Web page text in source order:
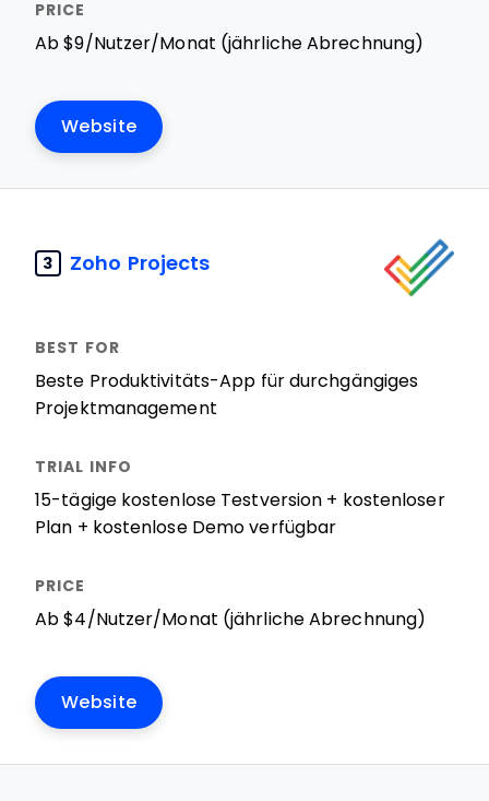
Ab $9/Nutzer/Monat (jährliche Abrechnung)
Website
3 Zoho Projects
Beste Produktivitäts-App für durchgängiges
Projektmanagement
15-tägige kostenlose Testversion + kostenloser
Plan + kostenlose Demo verfügbar
Ab $4/Nutzer/Monat (jährliche Abrechnung)
Website